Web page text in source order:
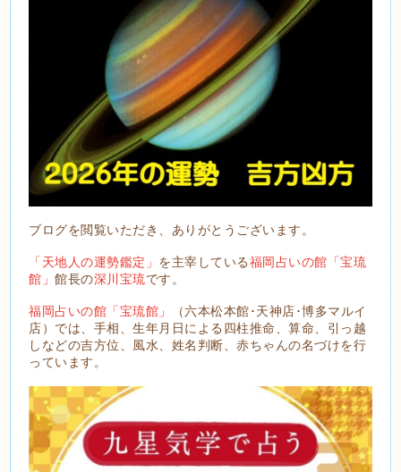
ブログを閲覧いただき、ありがとうございます。
「天地人の運勢鑑定」 を主宰している福岡占いの館「宝琉
館」館長の深川宝琉です。
福岡占いの館「宝琉館」
（六本松本館･天神店･博多マルイ
店）では、手相、生年月日による四柱推命、算命、引っ越
しなどの吉方位、風水、姓名判断、赤ちゃんの名づけを行
っています。